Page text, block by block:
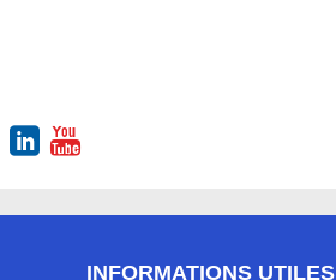
INFORMATIONS UTILES